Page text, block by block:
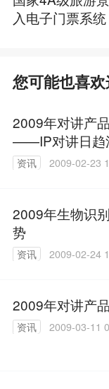
入电子门票系统
您可能也喜
2009年对讲产
——IP对讲日趋
开启
资讯
2009-02-23
2009年生物识
势
资讯
2009-02-24
2009年对讲产
资讯
2009-03-11